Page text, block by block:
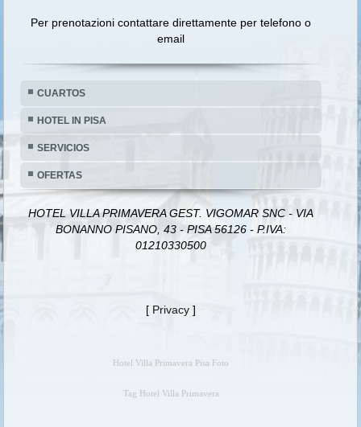
Per prenotazioni contattare direttamente per telefono o
email
CUARTOS
HOTEL IN PISA
SERVICIOS
OFERTAS
HOTEL VILLA PRIMAVERA GEST. VIGOMAR SNC - VIA
BONANNO PISANO, 43 - PISA 56126 - P.IVA:
01210330500
[ Privacy ]
Hotel Villa Primavera Pisa Foto
Tag Hotel Villa Primavera